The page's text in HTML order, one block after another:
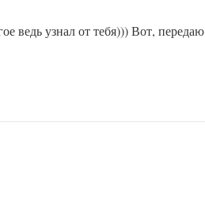
ведь узнал от тебя))) Вот, передаю